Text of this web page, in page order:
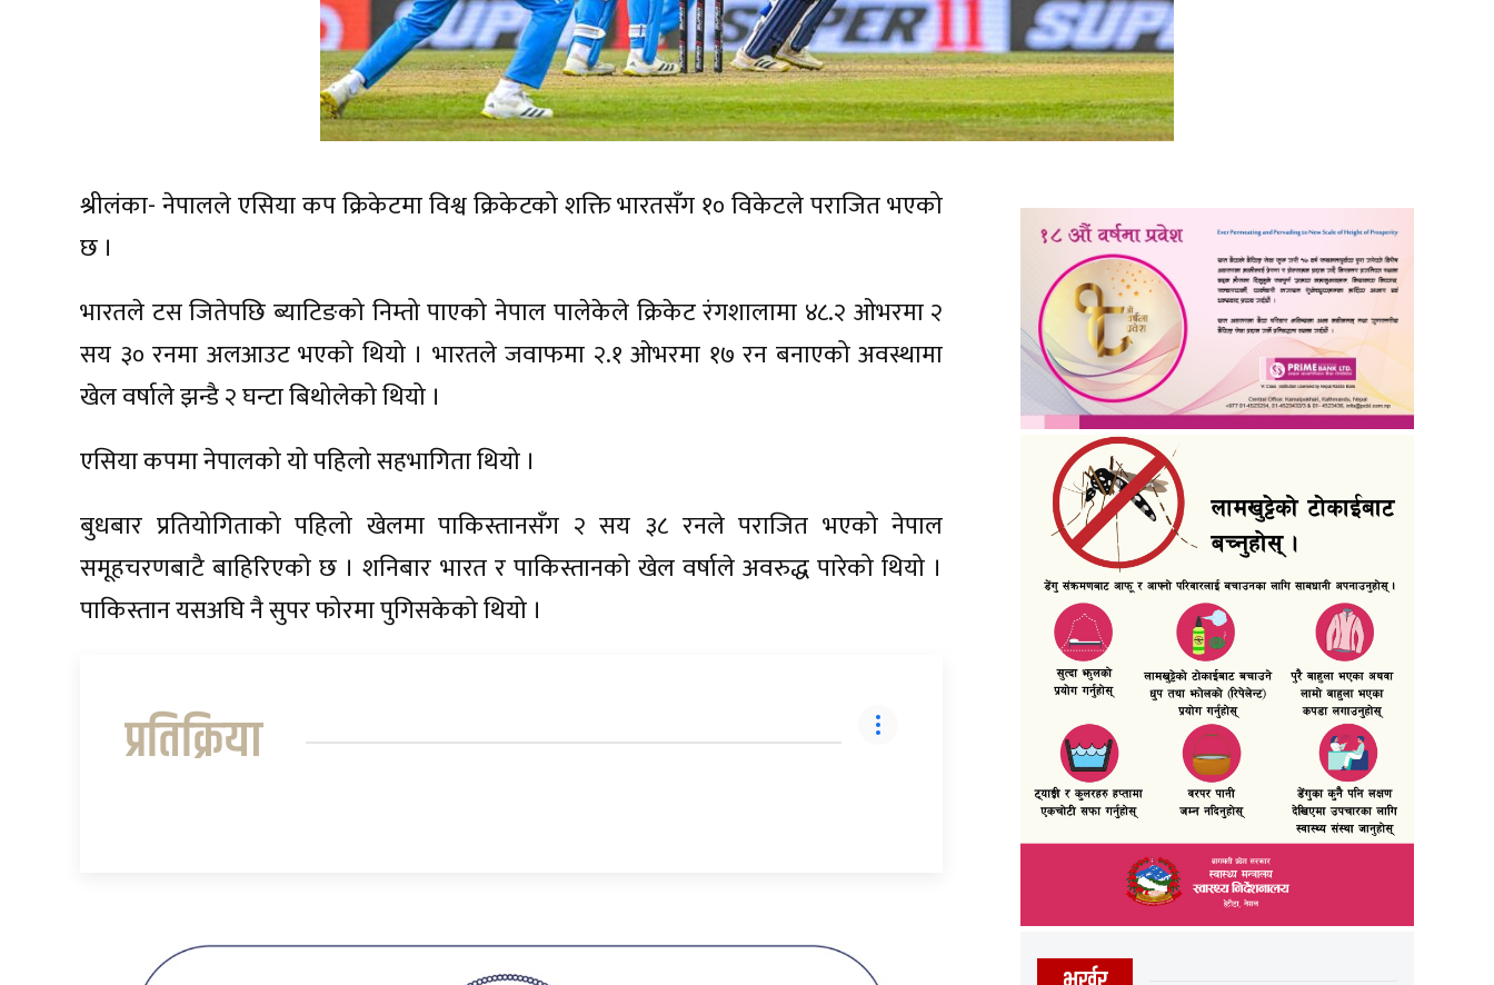
श्रीलंका- नेपालले एसिया कप क्रिकेटमा विश्व क्रिकेटको शक्ति भारतसँग १० विकेटले पराजित भएको
छ ।
भारतले टस जितेपछि ब्याटिङको निम्तो पाएको नेपाल पालेकेले क्रिकेट रंगशालामा ४८.२ ओभरमा २
सय ३० रनमा अलआउट भएको थियो । भारतले जवाफमा २.१ ओभरमा १७ रन बनाएको अवस्थामा
खेल वर्षाले झन्डै २ घन्टा बिथोलेको थियो ।
एसिया कपमा नेपालको यो पहिलो सहभागिता थियो ।
बुधबार प्रतियोगिताको पहिलो खेलमा पाकिस्तानसँग २ सय ३८ रनले पराजित भएको नेपाल
समूहचरणबाटै बाहिरिएको छ । शनिबार भारत र पाकिस्तानको खेल वर्षाले अवरुद्ध पारेको थियो ।
पाकिस्तान यसअघि नै सुपर फोरमा पुगिसकेको थियो ।
प्रतिक्रिया